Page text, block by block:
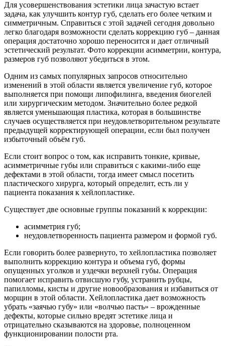
Для усовершенствования эстетики лица зачастую встает
задача, как улучшить контур губ, сделать его более четким и
симметричным. Справиться с этой задачей сегодня довольно
легко благодаря возможности сделать коррекцию губ – данная
операция достаточно хорошо переносится и дает отличный
эстетический результат. Фото коррекции асимметрии, контура,
размеров губ позволяют убедиться в этом.
Одним из самых популярных запросов относительно
изменений в этой области является увеличение губ, которое
выполняется при помощи липофилинга, введения биогелей
или хирургическим методом. Значительно более редкой
является уменьшающая пластика, которая в большинстве
случаев осуществляется при неудовлетворительном результате
предыдущей корректирующей операции, если был получен
избыточный объём губ.
Если стоит вопрос о том, как исправить тонкие, кривые,
асимметричные губы или справиться с какими-либо еще
дефектами в этой области, тогда имеет смысл посетить
пластического хирурга, который определит, есть ли у
пациента показания к хейлопластике.
Существует две основные группы показаний к коррекции:
асимметрия губ;
неудовлетворенность пациента размером и формой губ.
Если говорить более развернуто, то хейлопластика позволяет
выполнить коррекцию контура и объема губ, формы
опущенных уголков и уздечки верхней губы. Операция
помогает исправить отвисшую губу, устранить рубцы,
папилломы, кисты и другие новообразования и избавиться от
морщин в этой области. Хейлопластика дает возможность
убрать «заячью губу» или «волчью пасть» – врожденные
дефекты, которые сильно вредят эстетике лица и
отрицательно сказываются на здоровье, полноценном
функционировании полости рта.